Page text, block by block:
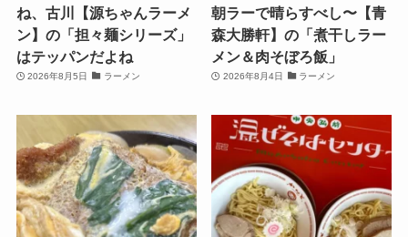
ね、古川【源ちゃんラーメ
ン】の「担々麺シリーズ」
はテッパンだよね
2026年8月5日 ラーメン
朝ラーで晴らすべし〜【青
森大勝軒】の「煮干しラー
メン＆肉そぼろ飯」
2026年8月4日 ラーメン